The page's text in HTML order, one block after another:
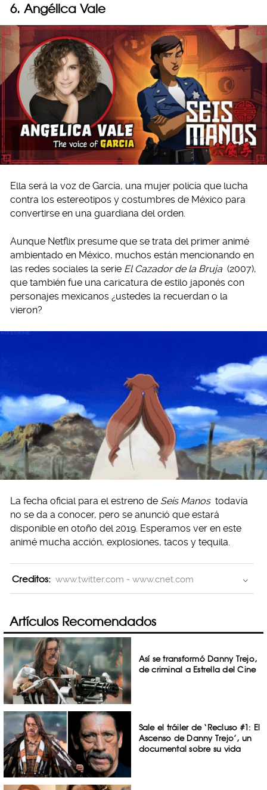
6. Angélica Vale
Ella será la voz de García, una mujer policía que lucha
contra los estereotipos y costumbres de México para
convertirse en una guardiana del orden.
Aunque Netflix presume que se trata del primer animé
ambientado en México, muchos están mencionando en
las redes sociales la serie El Cazador de la Bruja (2007),
que también fue una caricatura de estilo japonés con
personajes mexicanos ¿ustedes la recuerdan o la
vieron?
La fecha oficial para el estreno de Seis Manos todavía
no se da a conocer, pero se anunció que estará
disponible en otoño del 2019. Esperamos ver en este
animé mucha acción, explosiones, tacos y tequila.
Creditos: www.twitter.com - www.cnet.com
Artículos Recomendados
Así se transformó Danny Trejo,
de criminal a Estrella del Cine
Sale el tráiler de ‘Recluso #1: El
Ascenso de Danny Trejo’, un
documental sobre su vida